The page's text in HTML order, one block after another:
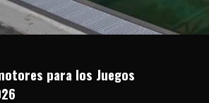
para los Juegos